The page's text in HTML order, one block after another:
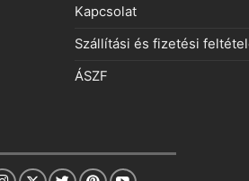
Kapcsolat
Szállítási és fizetési
ÁSZF